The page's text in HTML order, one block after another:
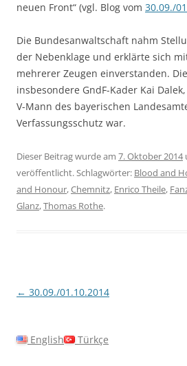
neuen Front“ (vgl. Blog vom 30.09./
Die Bundesanwaltschaft nahm
der Nebenklage und erklärte sich
mehrerer Zeugen einverstanden.
insbesondere GndF-Kader Kai
V-Mann des bayerischen
Verfassungsschutz war.
Dieser Beitrag wurde am 7. Oktober 2014
veröffentlicht. Schlagwörter: Blood and
and Honour,Chemnitz, Enrico Theile,
Glanz,Thomas Rothe.
Beitragsnavigation
← 30.09./01.10.2014
English Türkçe